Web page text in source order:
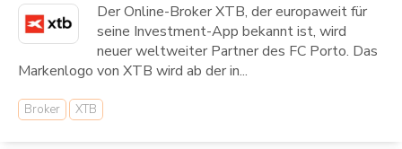
Der Online-Broker XTB, der europaweit für
seine Investment-App bekannt ist, wird
neuer weltweiter Partner des FC Porto. Das
Markenlogo von XTB wird ab der in...
Broker XTB